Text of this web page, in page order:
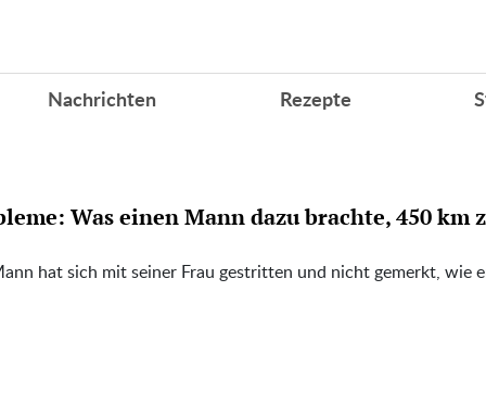
Nachrichten Rezepte
Was einen Mann dazu brachte, 450 km
hat sich mit seiner Frau gestritten und nicht gemerkt, wie